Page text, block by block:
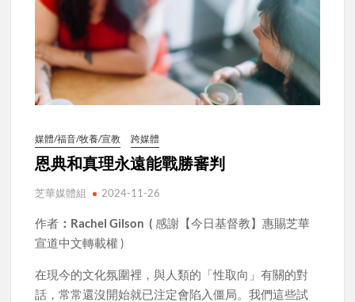
媒體/福音/牧養/宣教 跨媒體
恩典和真理永遠能戰勝審判
芝華媒體組 2024-11-26
作者 ：Rachel Gilson ( 感謝【今日基督教】惠賜芝華
宣道中文轉載權 )
在現今的文化氛圍裡，與人類的「性取向」有關的對
話，常常還沒開始就已注定會陷入僵局。我們這些試